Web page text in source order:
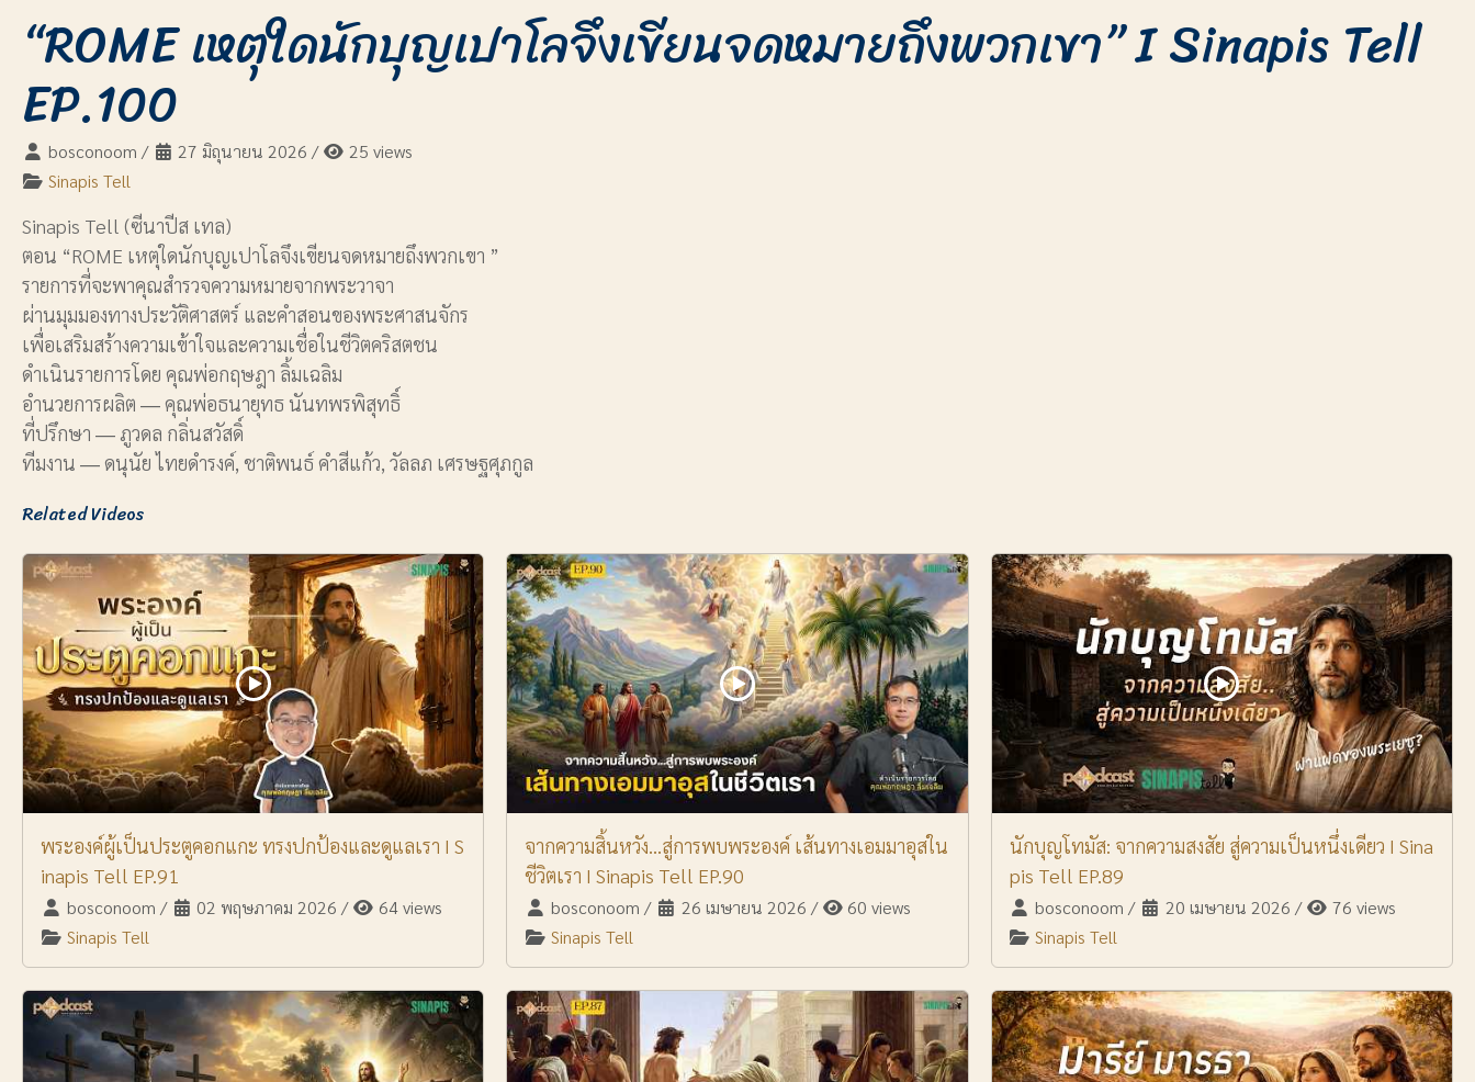
“ROME เหตุใดนักบุญเปาโลจึงเขียนจดหมายถึงพวกเขา” I Sinapis Tell
EP.100
bosconoom / 27 มิถุนายน 2026 /
25 views
Sinapis Tell
Sinapis Tell (ซีนาปีส เทล)
ตอน “ROME เหตุใดนักบุญเปาโลจึงเขียนจดหมายถึงพวกเขา ”
รายการที่จะพาคุณสำรวจความหมายจากพระวาจา
ผ่านมุมมองทางประวัติศาสตร์ และคำสอนของพระศาสนจักร
เพื่อเสริมสร้างความเข้าใจและความเชื่อในชีวิตคริสตชน
ดำเนินรายการโดย คุณพ่อกฤษฎา ลิ้มเฉลิม
อำนวยการผลิต ― คุณพ่อธนายุทธ นันทพรพิสุทธิ์
ที่ปรึกษา ― ภูวดล กลิ่นสวัสดิ์
ทีมงาน ― ดนุนัย ไทยดำรงค์, ชาติพนธ์ คำสีแก้ว, วัลลภ เศรษฐศุภกูล
Related Videos
พระองค์ผู้เป็นประตูคอกแกะ ทรงปกป้องและดูแลเรา I S
inapis Tell EP.91
bosconoom / 02 พฤษภาคม 2026 /
64 views
Sinapis Tell
จากความสิ้นหวัง…สู่การพบพระองค์ เส้นทางเอมมาอุสใน
ชีวิตเรา I Sinapis Tell EP.90
bosconoom / 26 เมษายน 2026 /
60 views
Sinapis Tell
นักบุญโทมัส: จากความสงสัย สู่ความเป็นหนึ่งเดียว I Sina
pis Tell EP.89
bosconoom / 20 เมษายน 2026 /
76 views
Sinapis Tell